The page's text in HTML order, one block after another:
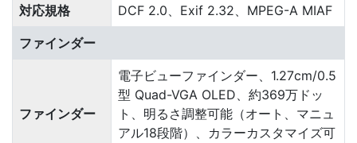
対応規格 DCF 2.0、Exif 2.32、MPEG-A MIAF
ファインダー
ファインダー
電子ビューファインダー、1.27cm/0.5
型 Quad-VGA OLED、約369万ドッ
ト、明るさ調整可能（オート、マニュ
アル18段階）、カラーカスタマイズ可